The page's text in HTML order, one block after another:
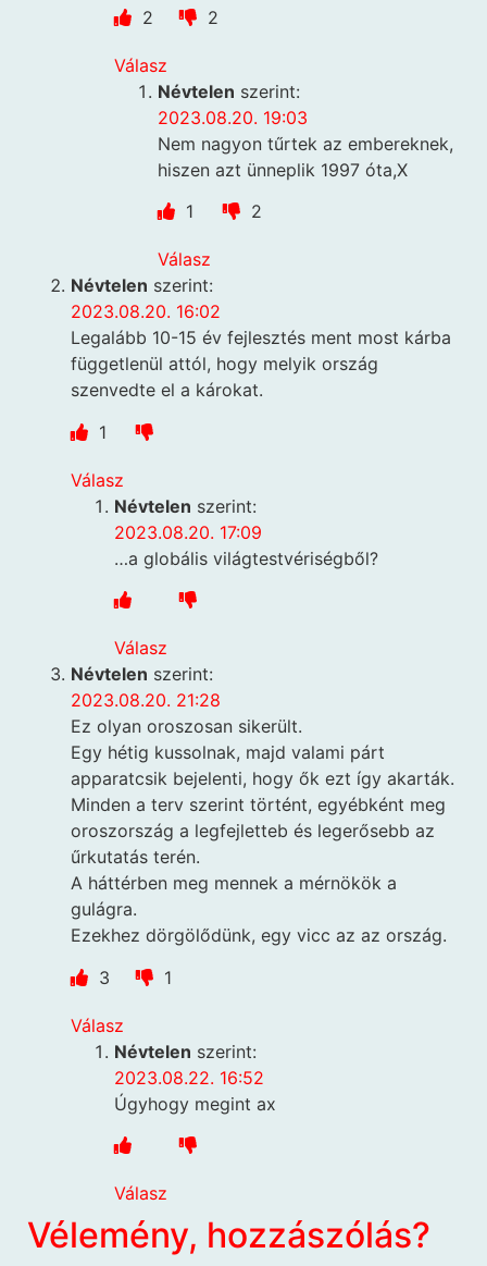
2
2
Válasz
Névtelen szerint:
2023.08.20. 19:03
Nem nagyon tűrtek az embereknek,
hiszen azt ünneplik 1997 óta,X
1
2
Válasz
Névtelen szerint:
2023.08.20. 16:02
Legalább 10-15 év fejlesztés ment most kárba
függetlenül attól, hogy melyik ország
szenvedte el a károkat.
1
Válasz
Névtelen szerint:
2023.08.20. 17:09
…a globális világtestvériségből?
Válasz
Névtelen szerint:
2023.08.20. 21:28
Ez olyan oroszosan sikerült.
Egy hétig kussolnak, majd valami párt
apparatcsik bejelenti, hogy ők ezt így akarták.
Minden a terv szerint történt, egyébként meg
oroszország a legfejletteb és legerősebb az
űrkutatás terén.
A háttérben meg mennek a mérnökök a
gulágra.
Ezekhez dörgölődünk, egy vicc az az ország.
3
1
Válasz
Névtelen szerint:
2023.08.22. 16:52
Úgyhogy megint ax
Válasz
Vélemény, hozzászólás?